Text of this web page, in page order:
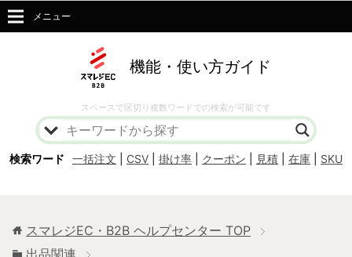
機能・使い方ガイド
スペースで区切り複数ワードでの検索が可能です
検索ワード 一括注文 CSV 掛け率 クーポン 見積 在庫 SKU
メニュー
スマレジEC・B2B ヘルプセンター TOP
出品関連